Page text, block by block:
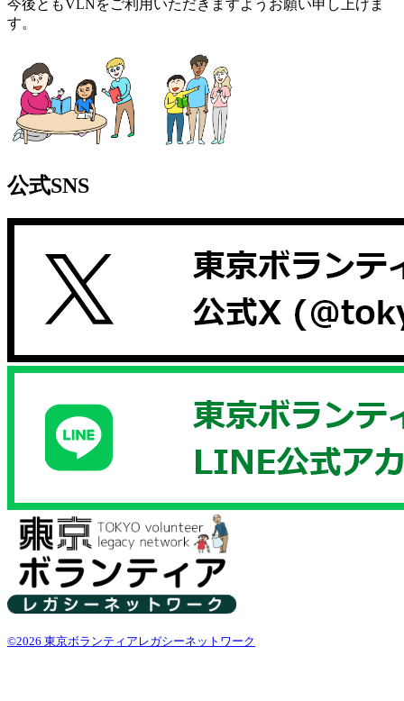
今後ともVLNをご利用いただきますようお願い申し上げま
す。
公式SNS
©2026 東京ボランティアレガシーネットワーク